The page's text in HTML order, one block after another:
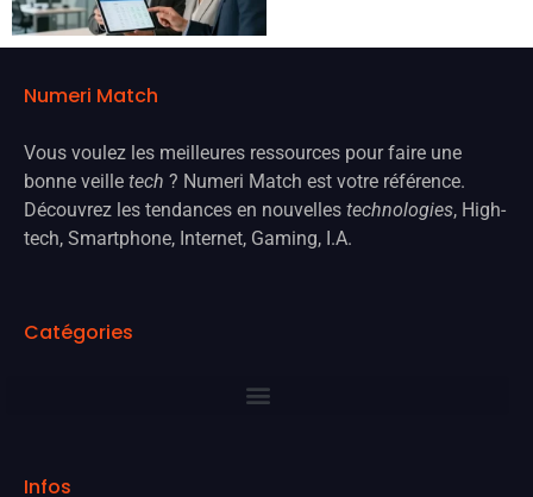
Numeri Match
Vous voulez les meilleures ressources pour faire une
bonne veille tech ? Numeri Match est votre référence.
Découvrez les tendances en nouvelles technologies, High-
tech, Smartphone, Internet, Gaming, I.A.
Catégories
Infos